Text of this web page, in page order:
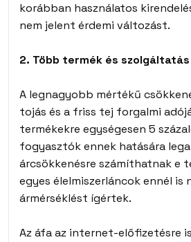
korábban használatos
nem jelent érdemi változást.
2. Több termék és
A legnagyobb mértékű
tojás és a friss tej forgalmi
termékekre egységesen 5
fogyasztók ennek hatására
árcsökkenésre számíthatnak e
egyes élelmiszerláncok ennél is
ármérséklést ígértek.
Az áfa az internet-előfizetésre